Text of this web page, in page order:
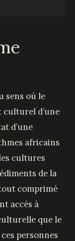
sens où le
d’une
d’une
africains
cultures
de la
comprimé
accès à
que le
personnes